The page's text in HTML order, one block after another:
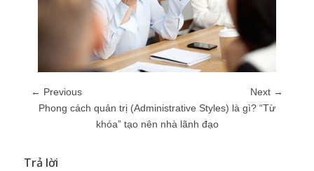
← Previous
Next →
Phong cách quản trị (Administrative Styles) là gì? “Từ
khóa” tạo nên nhà lãnh đạo
Trả lời